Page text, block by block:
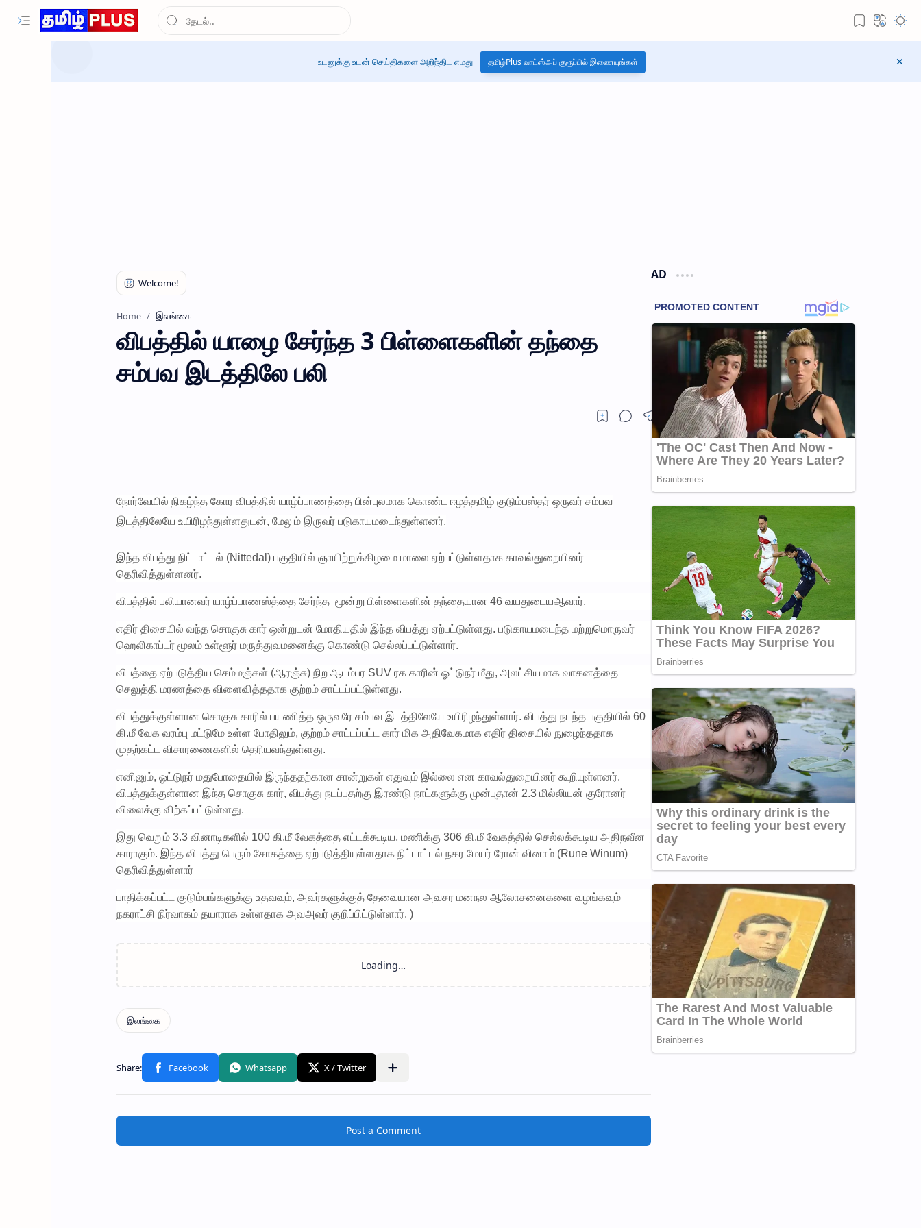
உடனுக்கு உடன் செய்திகளை அறிந்திட எமது தமிழ்Plus வாட்ஸ்அப் குரூப்பில் இணையுங்கள்
Home இலங்கை
விபத்தில் யாழை சேர்ந்த 3 பிள்ளைகளின் தந்தை
சம்பவ இடத்திலே பலி
நோர்வேயில் நிகழ்ந்த கோர விபத்தில் யாழ்ப்பாணத்தை பின்புலமாக கொண்ட ஈழத்தமிழ் குடும்பஸ்தர் ஒருவர் சம்பவ
இடத்திலேயே உயிரிழந்துள்ளதுடன், மேலும் இருவர் படுகாயமடைந்துள்ளனர்.
இந்த விபத்து நிட்டாட்டல் (Nittedal) பகுதியில் ஞாயிற்றுக்கிழமை மாலை ஏற்பட்டுள்ளதாக காவல்துறையினர்
தெரிவித்துள்ளனர்.
விபத்தில் பலியானவர் யாழ்ப்பாணஸ்த்தை சேர்ந்த மூன்று பிள்ளைகளின் தந்தையான 46 வயதுடையஆவார்.
எதிர் திசையில் வந்த சொகுசு கார் ஒன்றுடன் மோதியதில் இந்த விபத்து ஏற்பட்டுள்ளது. படுகாயமடைந்த மற்றுமொருவர்
ஹெலிகாப்டர் மூலம் உள்ளூர் மருத்துவமனைக்கு கொண்டு செல்லப்பட்டுள்ளார்.
விபத்தை ஏற்படுத்திய செம்மஞ்சள் (ஆரஞ்சு) நிற ஆடம்பர SUV ரக காரின் ஓட்டுநர் மீது, அலட்சியமாக வாகனத்தை
செலுத்தி மரணத்தை விளைவித்ததாக குற்றம் சாட்டப்பட்டுள்ளது.
விபத்துக்குள்ளான சொகுசு காரில் பயணித்த ஒருவரே சம்பவ இடத்திலேயே உயிரிழந்துள்ளார். விபத்து நடந்த பகுதியில் 60
கி.மீ வேக வரம்பு மட்டுமே உள்ள போதிலும், குற்றம் சாட்டப்பட்ட கார் மிக அதிவேகமாக எதிர் திசையில் நுழைந்ததாக
முதற்கட்ட விசாரணைகளில் தெரியவந்துள்ளது.
எனினும், ஓட்டுநர் மதுபோதையில் இருந்ததற்கான சான்றுகள் எதுவும் இல்லை என காவல்துறையினர் கூறியுள்ளனர்.
விபத்துக்குள்ளான இந்த சொகுசு கார், விபத்து நடப்பதற்கு இரண்டு நாட்களுக்கு முன்புதான் 2.3 மில்லியன் குரோனர்
விலைக்கு விற்கப்பட்டுள்ளது.
இது வெறும் 3.3 வினாடிகளில் 100 கி.மீ வேகத்தை எட்டக்கூடிய, மணிக்கு 306 கி.மீ வேகத்தில் செல்லக்கூடிய அதிநவீன
காராகும். இந்த விபத்து பெரும் சோகத்தை ஏற்படுத்தியுள்ளதாக நிட்டாட்டல் நகர மேயர் ரோன் வினாம் (Rune Winum)
தெரிவித்துள்ளார்
பாதிக்கப்பட்ட குடும்பங்களுக்கு உதவவும், அவர்களுக்குத் தேவையான அவசர மனநல ஆலோசனைகளை வழங்கவும்
நகராட்சி நிர்வாகம் தயாராக உள்ளதாக அவஅவர் குறிப்பிட்டுள்ளார். )
Post a Comment
AD